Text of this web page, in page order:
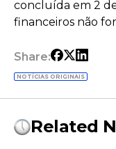
concluída em 2
financeiros não
Share:
NOTÍCIAS ORIGINAIS
Related